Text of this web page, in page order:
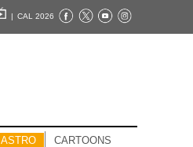
| CAL 2026
ASTRO CARTOONS